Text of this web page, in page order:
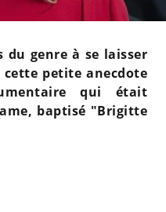
genre à se laisser
cette petite anecdote
qui était
baptisé "Brigitte